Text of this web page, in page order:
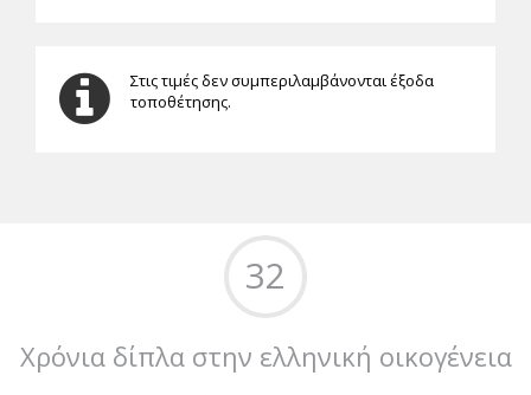
Στις τιμές δεν συμπεριλαμβάνονται έξοδα
τοποθέτησης.
32
Χρόνια δίπλα στην ελληνική οικογένεια